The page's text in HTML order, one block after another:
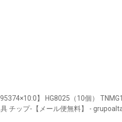
】 HG8025（10個）
チップ-【メール便無料】 -